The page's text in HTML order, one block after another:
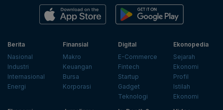
Berita
Nasional
Industri
Internasional
Energi
Finansial
Makro
Keuangan
Bursa
Korporasi
Digital
E-Commerce
Fintech
Startup
Gadget
Teknologi
Ekonopedia
Sejarah
Ekonomi
Profil
Istilah
Ekonomi